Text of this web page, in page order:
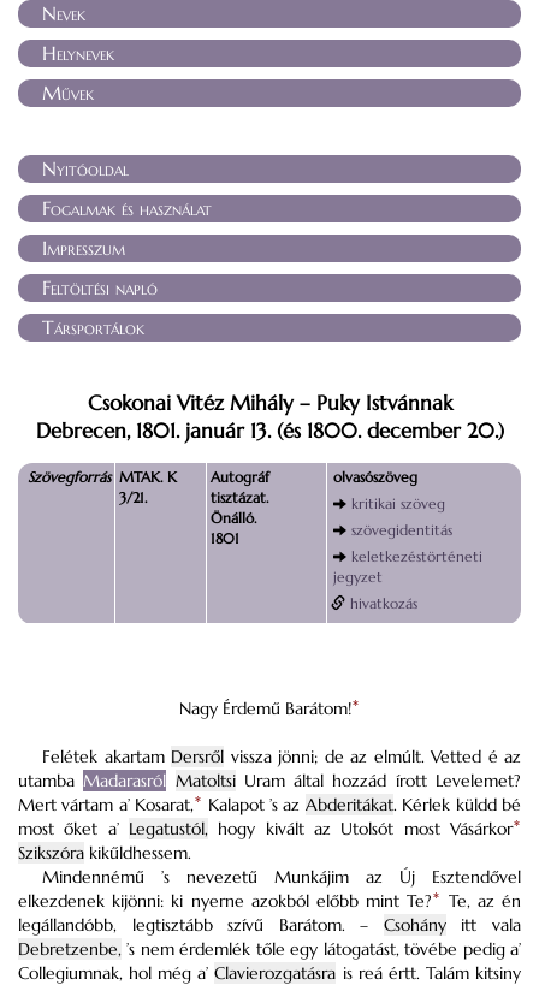
Nevek
Helynevek
Művek
Nyitóoldal
Fogalmak és használat
Impresszum
Feltöltési napló
Társportálok
Csokonai Vitéz Mihály – Puky Istvánnak
Debrecen, 1801. január 13. (és 1800. december 20.)
Szövegforrás MTAK. K
3/21.
Autográf
tisztázat.
Önálló.
1801
olvasószöveg
kritikai szöveg
szövegidentitás
keletkezéstörténeti
jegyzet
hivatkozás
Nagy Érdemű Barátom!*
Felétek akartam Dersről vissza jönni; de az elmúlt. Vetted é az
utambaMadarasról MatoltsiUram által hozzád írott Levelemet?
Mert vártam a’ Kosarat,* Kalapot ’s az Abderitákat. Kérlek küldd bé
most őket a’ Legatustól, hogy kivált az Utolsót most Vásárkor*
Szikszóra kikűldhessem.
Mindennémű ’s nevezetű Munkájim az Új Esztendővel
elkezdenek kijönni: ki nyerne azokból előbb mint Te? *
Te, az én
legállandóbb, legtisztább szívű Barátom. – Csohányitt vala
Debretzenbe, ’s nem érdemlék tőle egy látogatást, tövébe pedig a’
Collegiumnak, hol még a’Clavierozgatásra is reá értt. Talám kitsiny